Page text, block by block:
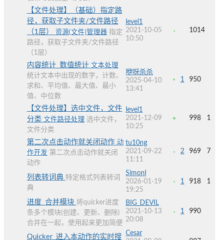
【文件处理】（基础）指定路
径，获取子文件夹/文件路径
（1层） 资源(文件)管理器 指定
路径，获取子文件夹/文件路径
（1层）
level1
2021-10-05
10:50
1014
内容统计_数值统计 文本处理
统计文本中出现的数字，计数、
求和、平均值、最大值、最小
值、中位数
咿呀杀杀
2025-04-10
13:41
1 950
【文件处理】选中文件，文件
分类 文件路径处理 选中文件，
文件分类
level1
2021-12-09
10:25
998 1
第二次点击动作就关闭动作 动
作开发 第二次点击动作就关闭
动作
tu10ng
2021-09-22
11:11
2 969 7
列表转词典 特定格式列表转词
典
Simonl
2026-01-19
19:25
1 918 1
进度_合并模块 将quicker进度
条多个模块(创建、更新、删除)
合并在一起，使用起来更加简便
BIG_DEVIL
2021-10-13
20:08
1 990
Quicker_进入本动作的实时搜
Cesar